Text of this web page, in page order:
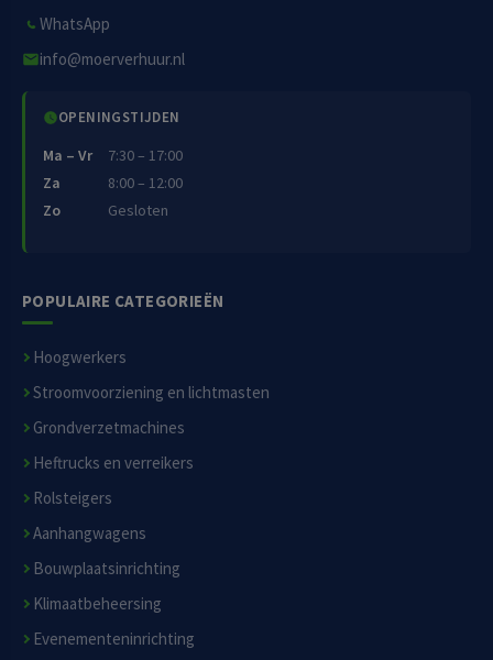
WhatsApp
info@moerverhuur.nl
OPENINGSTIJDEN
Ma – Vr
7:30 – 17:00
Za
8:00 – 12:00
Zo
Gesloten
POPULAIRE CATEGORIEËN
Hoogwerkers
Stroomvoorziening en lichtmasten
Grondverzetmachines
Heftrucks en verreikers
Rolsteigers
Aanhangwagens
Bouwplaatsinrichting
Klimaatbeheersing
Evenementeninrichting